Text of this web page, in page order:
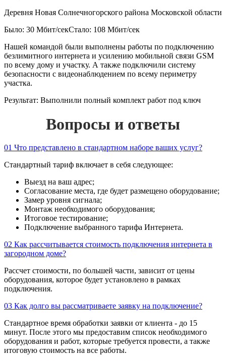
Деревня Новая Солнечногорского района Московской области
Было: 30 Мбит/секСтало: 108 Мбит/сек
Нашей командой были выполнены работы по подключению
безлимитного интернета и усилению мобильной связи GSM
по всему дому и участку. А также подключили систему
безопасности с видеонаблюдением по всему периметру
участка.
Результат: Выполнили полный комплект работ под ключ
Вопросы и ответы
01 Что представлено в стандартном наборе ваших услуг?
Стандартный тариф включает в себя следующее:
Выезд на ваш адрес;
Согласование места, где будет размещено оборудование;
Замер уровня сигнала;
Монтаж необходимого оборудования;
Итоговое тестирование;
Подключение выбранного тарифа Интернета.
02 Как рассчитывается стоимость подключения интернета в
загородном доме?
Рассчет стоимости, по большей части, зависит от цены
оборудования, которое будет установлено в рамках
подключения.
03 Как долго вы рассматриваете заявку на подключение?
Стандартное время обработки заявки от клиента - до 15
минут. После этого мы предоставим список необходимого
оборудования и работ, которые требуется провести, а также
итоговую стоимость на все работы.